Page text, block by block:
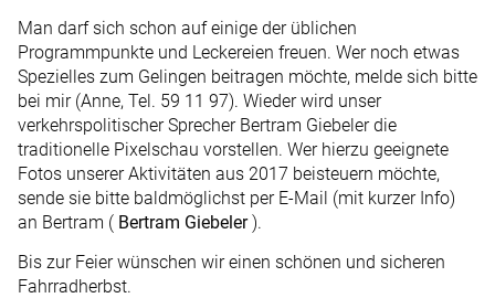
Man darf sich schon auf einige der üblichen
Programmpunkte und Leckereien freuen. Wer noch etwas
Spezielles zum Gelingen beitragen möchte, melde sich bitte
bei mir (Anne, Tel. 59 11 97). Wieder wird unser
verkehrspolitischer Sprecher Bertram Giebeler die
traditionelle Pixelschau vorstellen. Wer hierzu geeignete
Fotos unserer Aktivitäten aus 2017 beisteuern möchte,
sende sie bitte baldmöglichst per E-Mail (mit kurzer Info)
an Bertram ( Bertram Giebeler).
Bis zur Feier wünschen wir einen schönen und sicheren
Fahrradherbst.